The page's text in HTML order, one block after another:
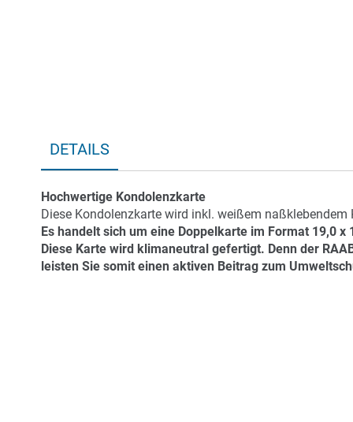
DETAILS
Hochwertige Kondolenzkarte
Diese Kondolenzkarte wird inkl. weißem naßklebendem
Es handelt sich um eine Doppelkarte im Format 19,0
Diese Karte wird klimaneutral gefertigt. Denn der
leisten Sie somit einen aktiven Beitrag zum